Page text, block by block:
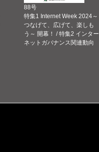
88号
特集1 Internet Week 2024～
つなげて、広げて、楽しも
う～ 開幕！ / 特集2 インター
ネットガバナンス関連動向